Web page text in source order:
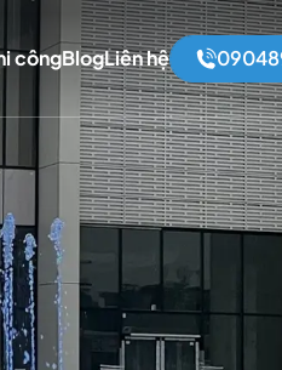
côngBlogLiên hệ